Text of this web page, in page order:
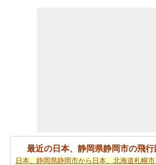
市 金谷までの旅行
ために私たちの旅の
しください。
最近の日本、静岡県静岡市の飛
日本、静岡県静岡市から日本、北海道札幌